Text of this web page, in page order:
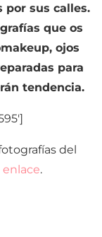
por sus calles.
que os
ojos
para
tendencia.
del
enlace.